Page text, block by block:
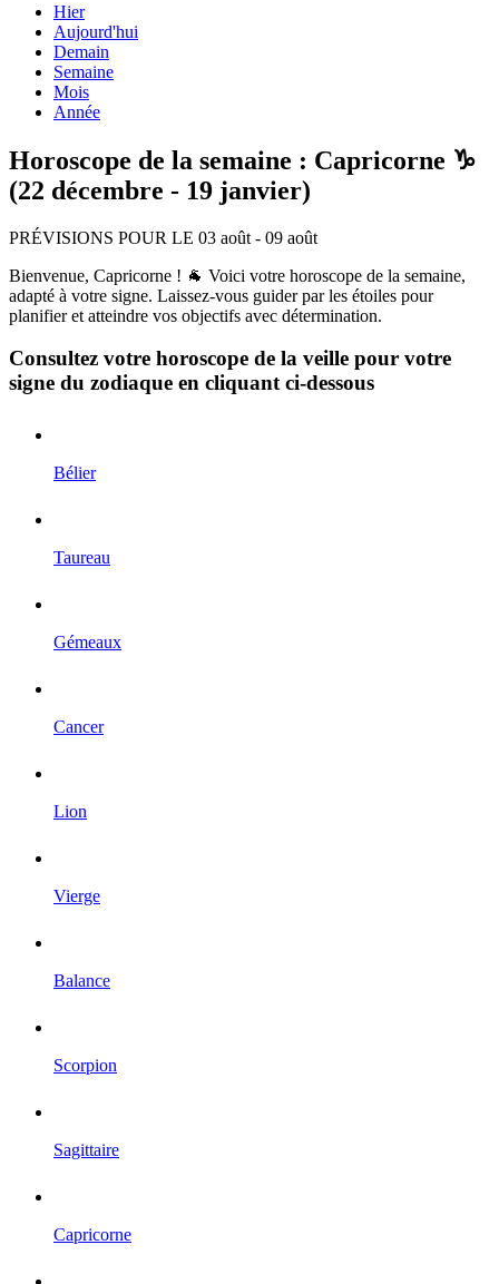
Hier
Aujourd'hui
Demain
Semaine
Mois
Année
Horoscope de la semaine : Capricorne ♑
(22 décembre - 19 janvier)
PRÉVISIONS POUR LE 03 août - 09 août
Bienvenue, Capricorne ! 🐐 Voici votre horoscope de la semaine,
adapté à votre signe. Laissez-vous guider par les étoiles pour
planifier et atteindre vos objectifs avec détermination.
Consultez votre horoscope de la veille pour votre
signe du zodiaque en cliquant ci-dessous
Bélier
Taureau
Gémeaux
Cancer
Lion
Vierge
Balance
Scorpion
Sagittaire
Capricorne